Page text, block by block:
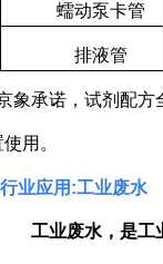
蠕动泵卡管
排液管
象承诺，试剂配方
用。
行业应用 :工业废水
工业废水，是工